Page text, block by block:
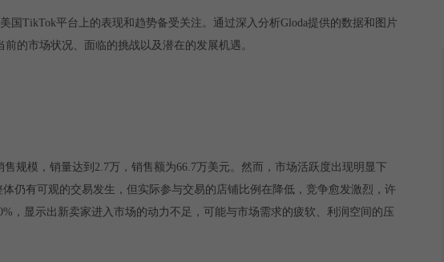
TikTok平台上的表现和趋势备受关注。通过深入分析Gloda提供的数据和图片
的市场状况、面临的挑战以及潜在的发展机遇。
规模，销量达到2.7万，销售额为66.7万美元。然而，市场活跃度出现明显下
仍有可观的交易发生，但实际参与交易的店铺比例在降低，竞争愈发激烈，许
，显示出新卖家进入市场的动力不足，可能与市场需求的疲软、利润空间的压